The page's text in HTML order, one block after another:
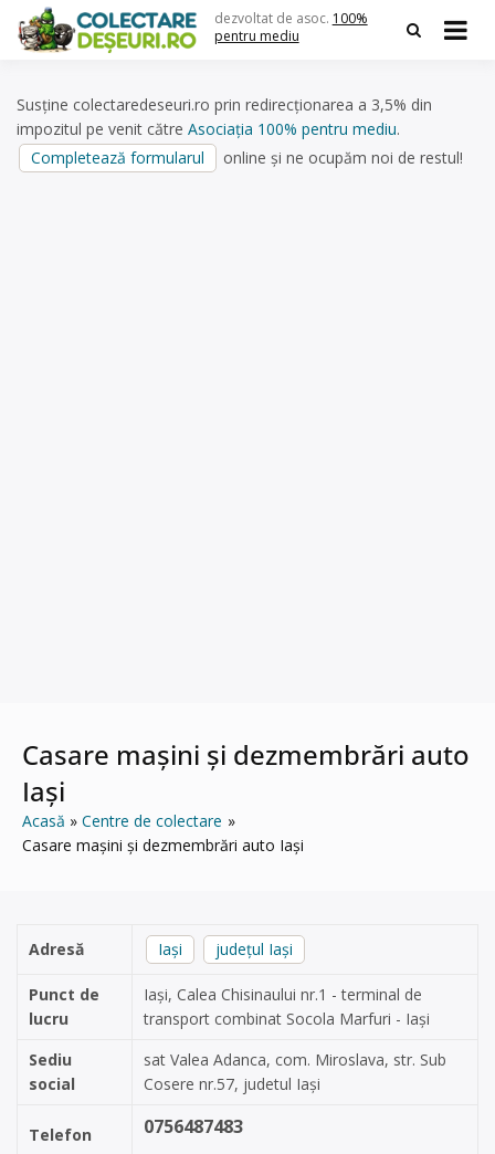
content
dezvoltat de asoc. 100%
pentru mediu
Susține colectaredeseuri.ro prin redirecționarea a 3,5% din
impozitul pe venit către Asociația 100% pentru mediu.
Completează formularul
online și ne ocupăm noi de restul!
Casare mașini și dezmembrări auto
Iași
Acasă
Centre de colectare
Casare mașini și dezmembrări auto Iași
Adresă Iași județul Iași
Punct de
lucru
Iași, Calea Chisinaului nr.1 - terminal de
transport combinat Socola Marfuri - Iași
Sediu
social
sat Valea Adanca, com. Miroslava, str. Sub
Cosere nr.57, judetul Iași
Telefon 0756487483